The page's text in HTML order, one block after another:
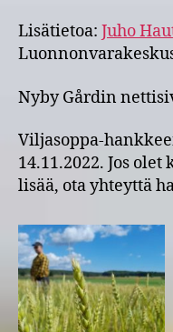
Lisätietoa: Juho
Nyby Gårdin
Viljasoppa-
14.11.2022. Jos
lisää, ota yhteyttä